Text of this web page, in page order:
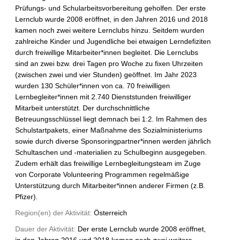
Prüfungs- und Schularbeitsvorbereitung geholfen. Der erste
Lernclub wurde 2008 eröffnet, in den Jahren 2016 und 2018
kamen noch zwei weitere Lernclubs hinzu. Seitdem wurden
zahlreiche Kinder und Jugendliche bei etwaigen Lerndefiziten
durch freiwillige Mitarbeiter*innen begleitet. Die Lernclubs
sind an zwei bzw. drei Tagen pro Woche zu fixen Uhrzeiten
(zwischen zwei und vier Stunden) geöffnet. Im Jahr 2023
wurden 130 Schüler*innen von ca. 70 freiwilligen
Lernbegleiter*innen mit 2.740 Dienststunden freiwilliger
Mitarbeit unterstützt. Der durchschnittliche
Betreuungsschlüssel liegt demnach bei 1:2. Im Rahmen des
Schulstartpakets, einer Maßnahme des Sozialministeriums
sowie durch diverse Sponsoringpartner*innen werden jährlich
Schultaschen und -materialien zu Schulbeginn ausgegeben.
Zudem erhält das freiwillige Lernbegleitungsteam im Zuge
von Corporate Volunteering Programmen regelmäßige
Unterstützung durch Mitarbeiter*innen anderer Firmen (z.B.
Pfizer).
Region(en) der Aktivität: Österreich
Dauer der Aktivität: Der erste Lernclub wurde 2008 eröffnet,